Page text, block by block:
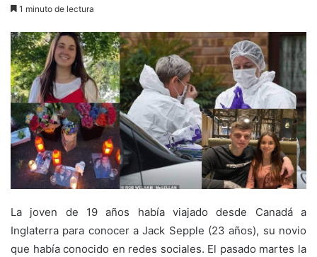
1 minuto de lectura
La joven de 19 años había viajado desde Canadá a
Inglaterra para conocer a Jack Sepple (23 años), su novio
que había conocido en redes sociales. El pasado martes la